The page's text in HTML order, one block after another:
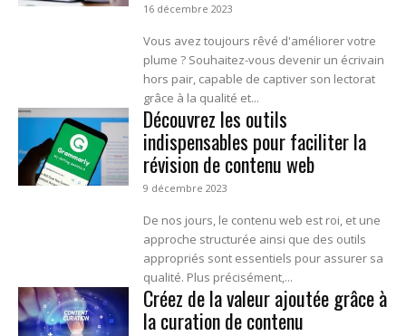
16 décembre 2023
Vous avez toujours rêvé d'améliorer votre
plume ? Souhaitez-vous devenir un écrivain
hors pair, capable de captiver son lectorat
grâce à la qualité et...
Découvrez les outils
indispensables pour faciliter la
révision de contenu web
9 décembre 2023
De nos jours, le contenu web est roi, et une
approche structurée ainsi que des outils
appropriés sont essentiels pour assurer sa
qualité. Plus précisément,...
Créez de la valeur ajoutée grâce à
la curation de contenu